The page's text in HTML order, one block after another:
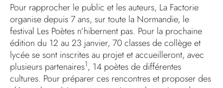
Pour rapprocher le public et les auteurs, La Factorie
organise depuis 7 ans, sur toute la Normandie, le
festival Les Poètes n’hibernent pas. Pour la prochaine
édition du 12 au 23 janvier, 70 classes de collège et
lycée se sont inscrites au projet et accueilleront, avec
plusieurs partenaires1, 14 poètes de différentes
cultures. Pour préparer ces rencontres et proposer des